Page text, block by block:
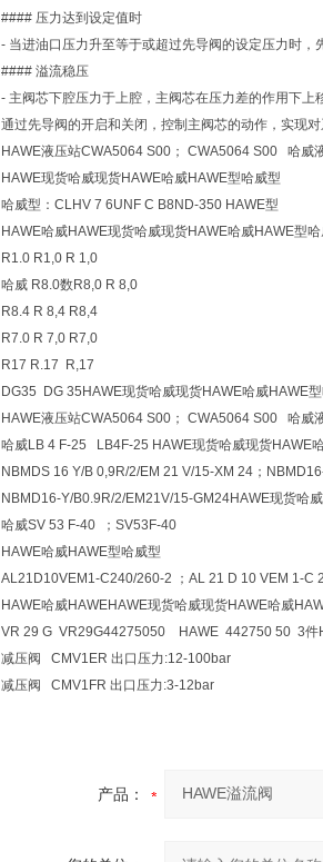
#### 压力达到设定值时
- 当进油口压力升至等于或超过先导阀的设定压力时，
#### 溢流稳压
- 主阀芯下腔压力于上腔，主阀芯在压力差的作用下上
通过先导阀的开启和关闭，控制主阀芯的动作，实现对
HAWE液压站CWA5064 S00； CWA5064 S00 哈威
HAWE现货哈威现货HAWE哈威HAWE型哈威型
哈威型：CLHV 7 6UNF C B8ND-350 HAWE型
HAWE哈威HAWE现货哈威现货HAWE哈威HAWE型哈
R1.0 R1,0 R 1,0
哈威 R8.0数R8,0 R 8,0
R8.4 R 8,4 R8,4
R7.0 R 7,0 R7,0
R17 R.17 R,17
DG35 DG 35HAWE现货哈威现货HAWE哈威HAWE
HAWE液压站CWA5064 S00； CWA5064 S00 哈威
哈威LB 4 F-25 LB4F-25 HAWE现货哈威现货HAWE
NBMDS 16 Y/B 0,9R/2/EM 21 V/15-XM 24；
NBMD16-Y/B0.9R/2/EM21V/15-GM24HAWE现货哈
哈威SV 53 F-40 ；SV53F-40
HAWE哈威HAWE型哈威型
AL21D10VEM1-C240/260-2 ；AL 21 D 10 VEM 1-
HAWE哈威HAWEHAWE现货哈威现货HAWE哈威
VR 29 G VR29G44275050 HAWE 442750 50 3件
减压阀 CMV1ER 出口压力:12-100bar
减压阀 CMV1FR 出口压力:3-12bar
产品：